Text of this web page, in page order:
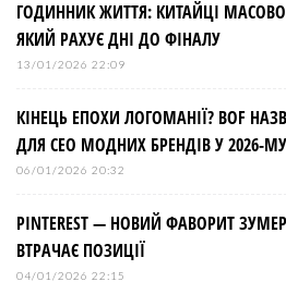
ГОДИННИК ЖИТТЯ: КИТАЙЦІ
ЯКИЙ РАХУЄ ДНІ ДО ФІНАЛУ
13/01/2026 22:09
КІНЕЦЬ ЕПОХИ ЛОГОМАНІЇ? BOF
ДЛЯ СЕО МОДНИХ БРЕНДІВ У 2026-МУ
06/01/2026 20:32
PINTEREST — НОВИЙ ФАВОРИТ
ВТРАЧАЄ ПОЗИЦІЇ
04/01/2026 22:15